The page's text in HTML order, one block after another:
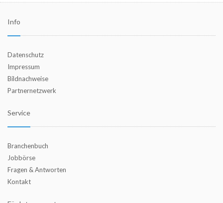
Info
Datenschutz
Impressum
Bildnachweise
Partnernetzwerk
Service
Branchenbuch
Jobbörse
Fragen & Antworten
Kontakt